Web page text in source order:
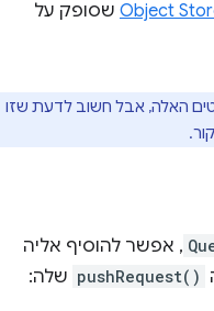
Object שסופק על
האלה, אבל חשוב לדעת שזו
, אפשר להוסיף אליה
pushRequest() שלה: